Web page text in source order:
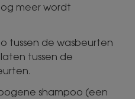
meer wordt
tussen de wasbeurten
tussen de
shampoo (een